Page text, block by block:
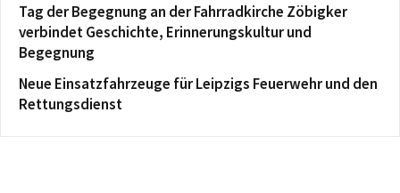
Tag der Begegnung an der Fahrradkirche Zöbigker
verbindet Geschichte, Erinnerungskultur und
Begegnung
Neue Einsatzfahrzeuge für Leipzigs Feuerwehr und den
Rettungsdienst